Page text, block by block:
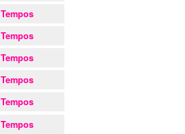
Tempos
Tempos
Tempos
Tempos
Tempos
Tempos